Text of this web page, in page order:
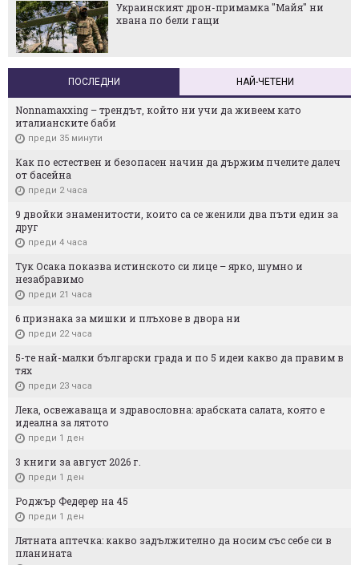
Украинският дрон-примамка "Майя" ни
хвана по бели гащи
ПОСЛЕДНИ НАЙ-ЧЕТЕНИ
Nonnamaxxing – трендът, който ни учи да живеем като
италианските баби
преди 35 минути
Как по естествен и безопасен начин да държим пчелите далеч
от басейна
преди 2 часа
9 двойки знаменитости, които са се женили два пъти един за
друг
преди 4 часа
Тук Осака показва истинското си лице – ярко, шумно и
незабравимо
преди 21 часа
6 признака за мишки и плъхове в двора ни
преди 22 часа
5-те най-малки български градa и по 5 идеи какво да правим в
тях
преди 23 часа
Лека, освежаваща и здравословна: арабската салата, която е
идеална за лятото
преди 1 ден
3 книги за август 2026 г.
преди 1 ден
Роджър Федерер на 45
преди 1 ден
Лятната аптечка: какво задължително да носим със себе си в
планината